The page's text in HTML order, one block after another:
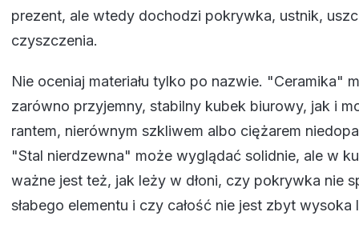
prezent, ale wtedy dochodzi pokrywka, ustnik,
czyszczenia.
Nie oceniaj materiału tylko po nazwie. "Ceramika"
zarówno przyjemny, stabilny kubek biurowy, jak i
rantem, nierównym szkliwem albo ciężarem
"Stal nierdzewna" może wyglądać solidnie, ale w
ważne jest też, jak leży w dłoni, czy pokrywka nie
słabego elementu i czy całość nie jest zbyt wysoka